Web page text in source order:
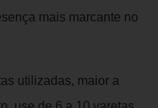
mais marcante no
utilizadas, maior a